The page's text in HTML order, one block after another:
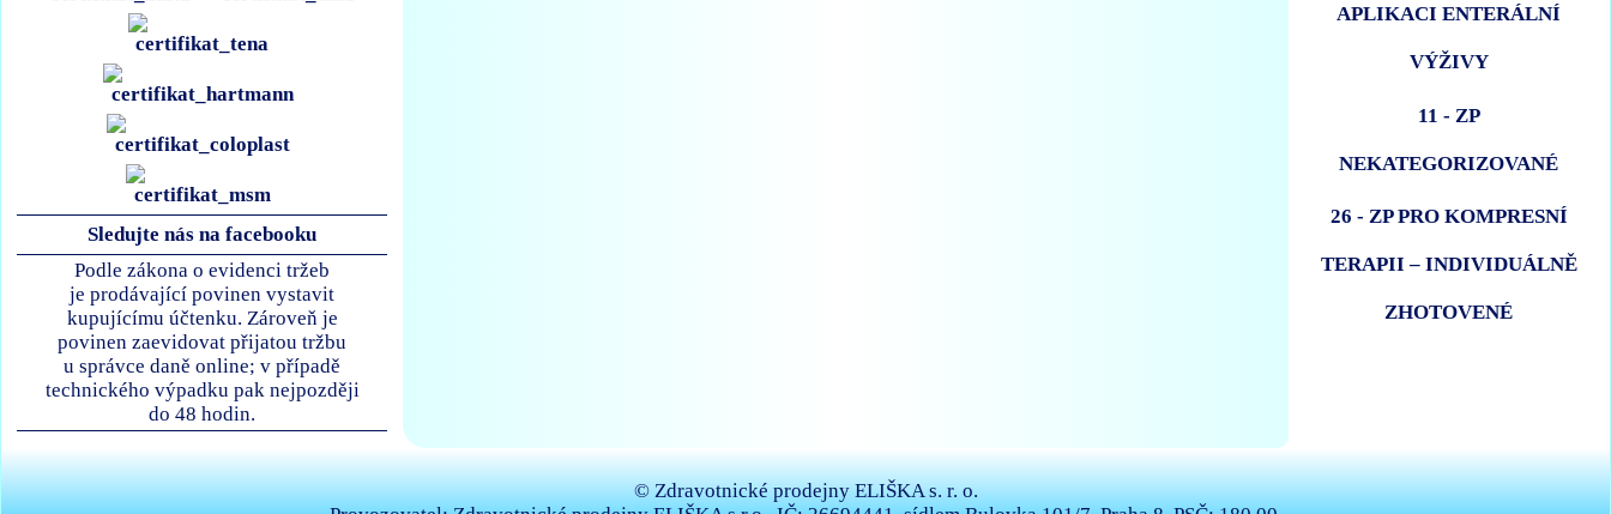
Sledujte nás na facebooku
Podle zákona o evidenci tržeb
je prodávající povinen vystavit
kupujícímu účtenku. Zároveň je
povinen zaevidovat přijatou tržbu
u správce daně online; v případě
technického výpadku pak nejpozději
do 48 hodin.
APLIKACI ENTERÁLNÍ
VÝŽIVY
11 - ZP
NEKATEGORIZOVANÉ
26 - ZP PRO KOMPRESNÍ
TERAPII – INDIVIDUÁLNĚ
ZHOTOVENÉ
© Zdravotnické prodejny ELIŠKA s. r. o.